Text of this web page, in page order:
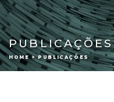
PUBLICAÇÕES
HOME > PUBLICAÇÕES